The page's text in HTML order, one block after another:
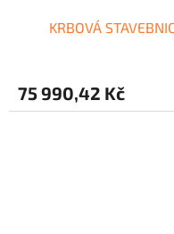
KRBOVÁ
75 990,42 Kč